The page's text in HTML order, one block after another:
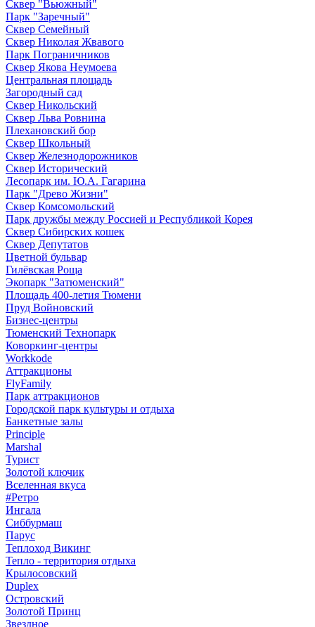
Сквер "Вьюжный"
Парк "Заречный"
Сквер Семейный
Сквер Николая Жвавого
Парк Пограничников
Сквер Якова Неумоева
Центральная площадь
Загородный сад
Сквер Никольский
Сквер Льва Ровнина
Плехановский бор
Сквер Школьный
Сквер Железнодорожников
Сквер Исторический
Лесопарк им. Ю.А. Гагарина
Парк "Древо Жизни"
Сквер Комсомольский
Парк дружбы между Россией и Республикой Корея
Сквер Сибирских кошек
Сквер Депутатов
Цветной бульвар
Гилёвская Роща
Экопарк "Затюменский"
Площадь 400-летия Тюмени
Пруд Войновский
Бизнес-центры
Тюменский Технопарк
Коворкинг-центры
Workkode
Аттракционы
FlyFamily
Парк аттракционов
Городской парк культуры и отдыха
Банкетные залы
Principle
Marshal
Турист
Золотой ключик
Вселенная вкуса
#Ретро
Ингала
Сиббурмаш
Парус
Теплоход Викинг
Тепло - территория отдыха
Крылосовский
Duplex
Островский
Золотой Принц
Звездное